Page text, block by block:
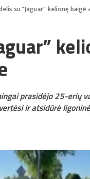
su “Jaguar” kelionę
prasidėjo 25-erių
ir atsidūrė